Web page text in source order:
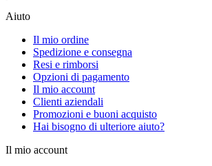
Aiuto
Il mio ordine
Spedizione e consegna
Resi e rimborsi
Opzioni di pagamento
Il mio account
Clienti aziendali
Promozioni e buoni acquisto
Hai bisogno di ulteriore aiuto?
Il mio account